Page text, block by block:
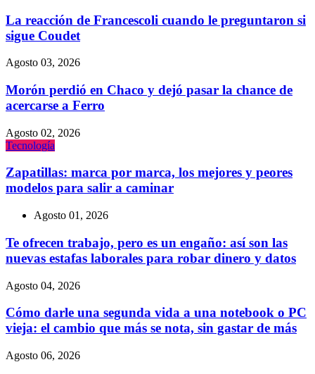
La reacción de Francescoli cuando le preguntaron si
sigue Coudet
Agosto 03, 2026
Morón perdió en Chaco y dejó pasar la chance de
acercarse a Ferro
Agosto 02, 2026
Tecnologí­a
Zapatillas: marca por marca, los mejores y peores
modelos para salir a caminar
Agosto 01, 2026
Te ofrecen trabajo, pero es un engaño: así son las
nuevas estafas laborales para robar dinero y datos
Agosto 04, 2026
Cómo darle una segunda vida a una notebook o PC
vieja: el cambio que más se nota, sin gastar de más
Agosto 06, 2026